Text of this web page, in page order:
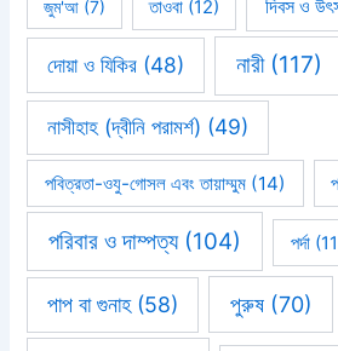
জুম'আ (7) তাওবা (12) দিবস ও
দোয়া ও যিকির (48) নারী(117)
নাসীহাহ (দ্বীনি পরামর্শ) (49)
পবিত্রতা-ওযু-গোসল এবং তায়াম্মুম (14)
পরিবার ও দাম্পত্য(104) পর্দা
পাপ বা গুনাহ(58) পুরুষ(70)